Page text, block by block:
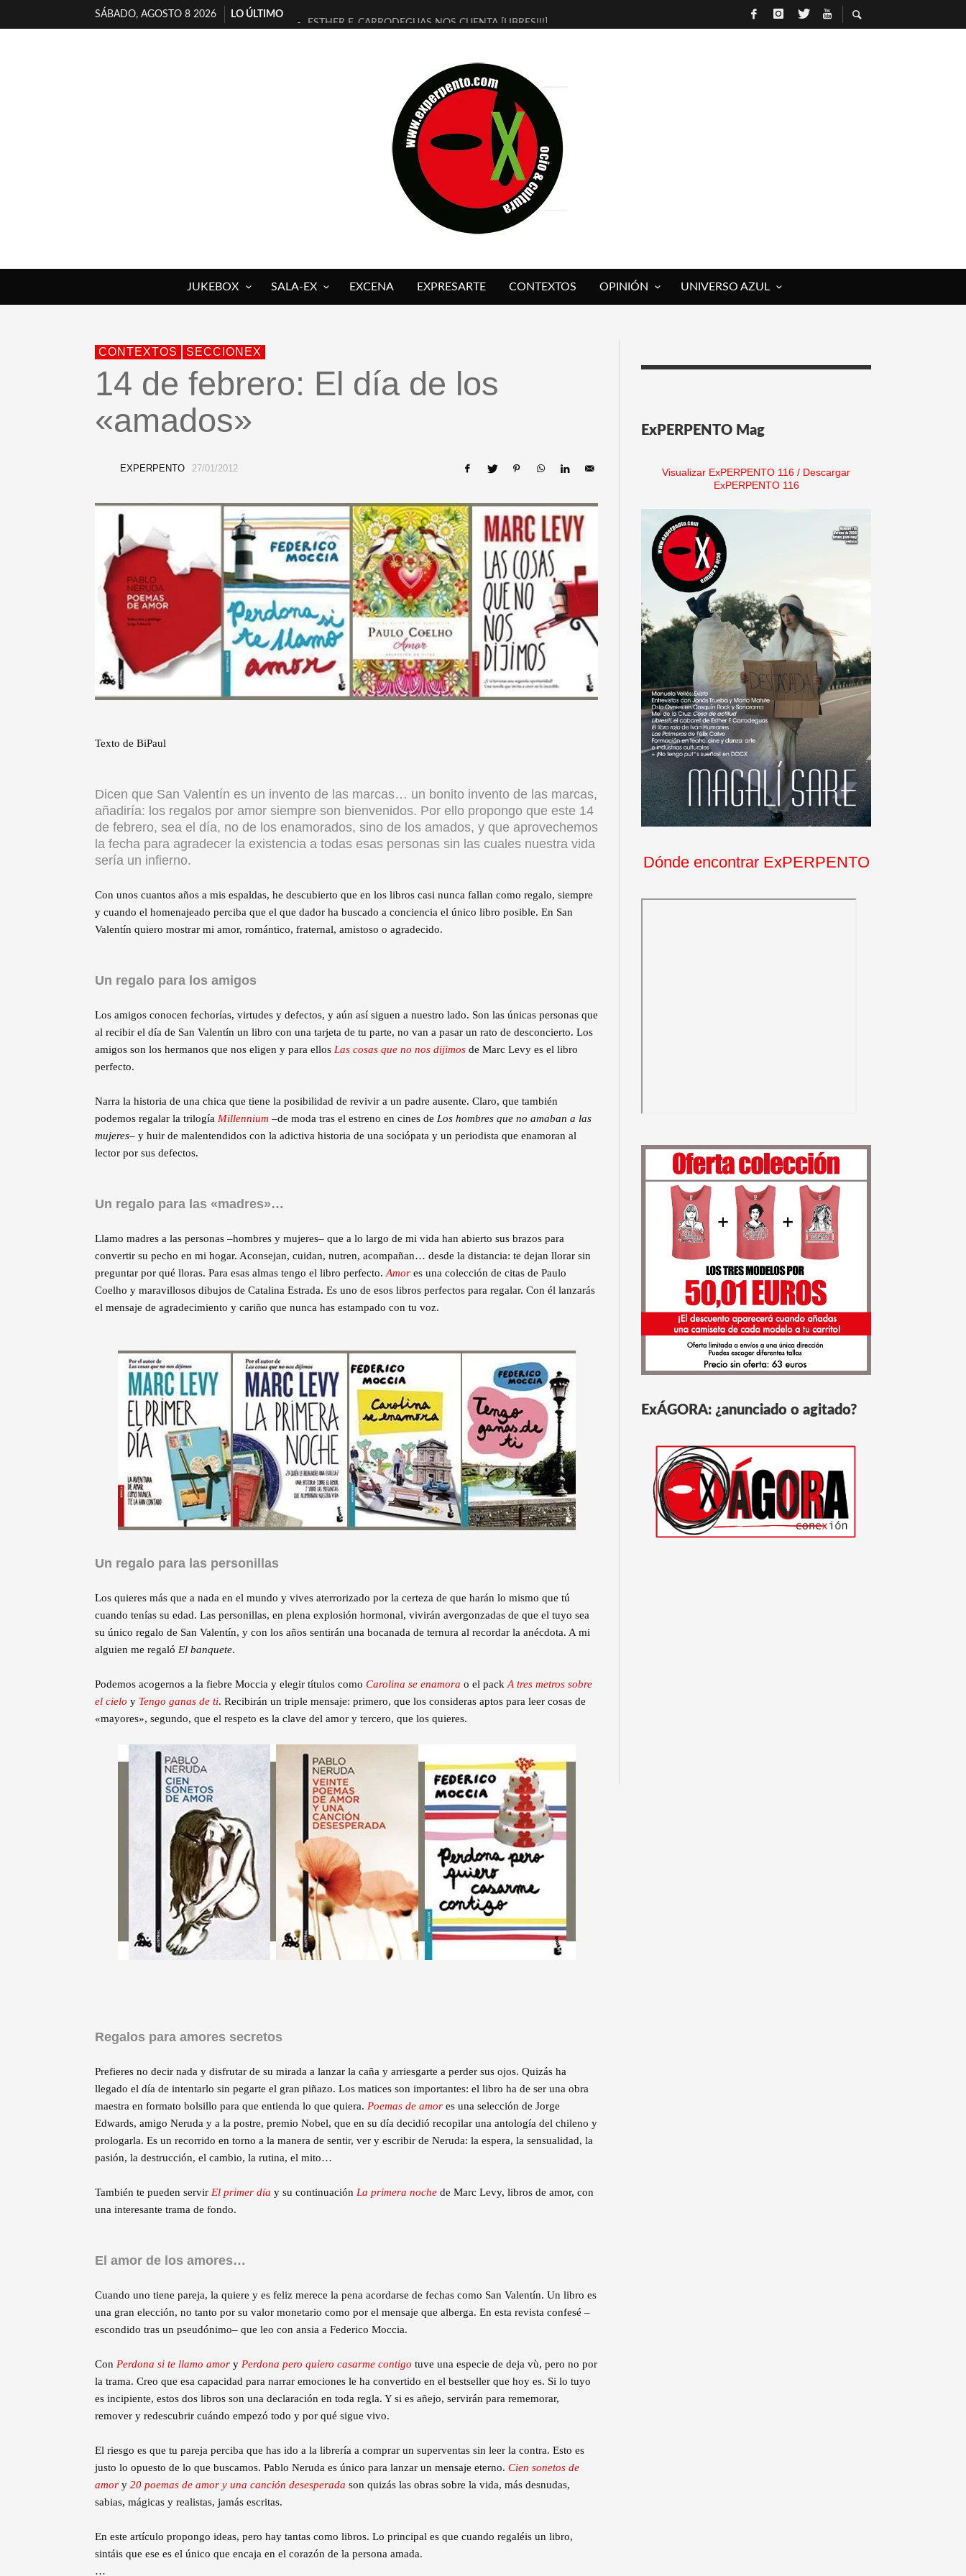
SÁBADO, AGOSTO 8 2026
LO ÚLTIMO
ESTHER F. CARRODEGUAS NOS CUENTA [LIBRES!!!]
[ELECTRA JONDA] DE JUAN GUERRERO ZAMORA
TIMBRE 4, LA ESCUELA DEL DIRECTOR TEATRAL CLAUDIO TOLCACHIR
30 AÑOS (NO ES NADA) DE LA KATARSIS DEL TOMATAZO
MILITARES JUDÍAS EN #EXVITA
D’BALDOMEROS REINVENTAN [BITÁCORA 3.0] EN EXVITA
MARSHALL FLASH PRESENTA EN EXVITA [RELATIVA SENCILLEZ]
JOFRE BARDAGÍ EN EXVITA INTERPRETANDO A SERRAT
JUKEBOX SALA-EX EXCENA EXPRESARTE CONTEXTOS OPINIÓN UNIVERSO AZUL
CONTEXTOS SECCIONEX
14 de febrero: El día de los
«amados»
EXPERPENTO 27/01/2012
Texto de BiPaul
Dicen que San Valentín es un invento de las marcas… un bonito invento de las marcas,
añadiría: los regalos por amor siempre son bienvenidos. Por ello propongo que este 14
de febrero, sea el día, no de los enamorados, sino de los amados, y que aprovechemos
la fecha para agradecer la existencia a todas esas personas sin las cuales nuestra vida
sería un infierno.
Con unos cuantos años a mis espaldas, he descubierto que en los libros casi nunca fallan como regalo, siempre
y cuando el homenajeado perciba que el que dador ha buscado a conciencia el único libro posible. En San
Valentín quiero mostrar mi amor, romántico, fraternal, amistoso o agradecido.
Un regalo para los amigos
Los amigos conocen fechorías, virtudes y defectos, y aún así siguen a nuestro lado. Son las únicas personas que
al recibir el día de San Valentín un libro con una tarjeta de tu parte, no van a pasar un rato de desconcierto. Los
amigos son los hermanos que nos eligen y para ellos Las cosas que no nos dijimos de Marc Levy es el libro
perfecto.
Narra la historia de una chica que tiene la posibilidad de revivir a un padre ausente. Claro, que también
podemos regalar la trilogía Millennium –de moda tras el estreno en cines de Los hombres que no amaban a las
mujeres– y huir de malentendidos con la adictiva historia de una sociópata y un periodista que enamoran al
lector por sus defectos.
Un regalo para las «madres»…
Llamo madres a las personas –hombres y mujeres– que a lo largo de mi vida han abierto sus brazos para
convertir su pecho en mi hogar. Aconsejan, cuidan, nutren, acompañan… desde la distancia: te dejan llorar sin
preguntar por qué lloras. Para esas almas tengo el libro perfecto. Amor es una colección de citas de Paulo
Coelho y maravillosos dibujos de Catalina Estrada. Es uno de esos libros perfectos para regalar. Con él lanzarás
el mensaje de agradecimiento y cariño que nunca has estampado con tu voz.
Un regalo para las personillas
Los quieres más que a nada en el mundo y vives aterrorizado por la certeza de que harán lo mismo que tú
cuando tenías su edad. Las personillas, en plena explosión hormonal, vivirán avergonzadas de que el tuyo sea
su único regalo de San Valentín, y con los años sentirán una bocanada de ternura al recordar la anécdota. A mi
alguien me regaló El banquete.
Podemos acogernos a la fiebre Moccia y elegir títulos como Carolina se enamora o el pack A tres metros sobre
el cielo y Tengo ganas de ti. Recibirán un triple mensaje: primero, que los consideras aptos para leer cosas de
«mayores», segundo, que el respeto es la clave del amor y tercero, que los quieres.
Regalos para amores secretos
Prefieres no decir nada y disfrutar de su mirada a lanzar la caña y arriesgarte a perder sus ojos. Quizás ha
llegado el día de intentarlo sin pegarte el gran piñazo. Los matices son importantes: el libro ha de ser una obra
maestra en formato bolsillo para que entienda lo que quiera. Poemas de amor es una selección de Jorge
Edwards, amigo Neruda y a la postre, premio Nobel, que en su día decidió recopilar una antología del chileno y
prologarla. Es un recorrido en torno a la manera de sentir, ver y escribir de Neruda: la espera, la sensualidad, la
pasión, la destrucción, el cambio, la rutina, el mito…
También te pueden servir El primer día y su continuación La primera noche de Marc Levy, libros de amor, con
una interesante trama de fondo.
El amor de los amores…
Cuando uno tiene pareja, la quiere y es feliz merece la pena acordarse de fechas como San Valentín. Un libro es
una gran elección, no tanto por su valor monetario como por el mensaje que alberga. En esta revista confesé –
escondido tras un pseudónimo– que leo con ansia a Federico Moccia.
Con Perdona si te llamo amor y Perdona pero quiero casarme contigo tuve una especie de deja vù, pero no por
la trama. Creo que esa capacidad para narrar emociones le ha convertido en el bestseller que hoy es. Si lo tuyo
es incipiente, estos dos libros son una declaración en toda regla. Y si es añejo, servirán para rememorar,
remover y redescubrir cuándo empezó todo y por qué sigue vivo.
El riesgo es que tu pareja perciba que has ido a la librería a comprar un superventas sin leer la contra. Esto es
justo lo opuesto de lo que buscamos. Pablo Neruda es único para lanzar un mensaje eterno. Cien sonetos de
amor y 20 poemas de amor y una canción desesperada son quizás las obras sobre la vida, más desnudas,
sabias, mágicas y realistas, jamás escritas.
En este artículo propongo ideas, pero hay tantas como libros. Lo principal es que cuando regaléis un libro,
sintáis que ese es el único que encaja en el corazón de la persona amada.
…
ExPERPENTO Mag
Visualizar ExPERPENTO 116 / Descargar
ExPERPENTO 116
Dónde encontrar ExPERPENTO
ExÁGORA: ¿anunciado o agitado?